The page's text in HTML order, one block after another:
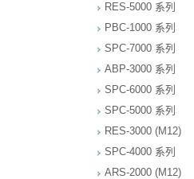
RES-5000 系列
PBC-1000 系列
SPC-7000 系列
ABP-3000 系列
SPC-6000 系列
SPC-5000 系列
RES-3000 (M12)
SPC-4000 系列
ARS-2000 (M12)